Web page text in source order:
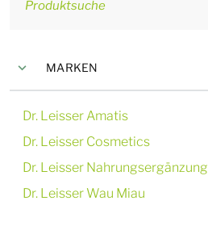
Produktsuche
MARKEN
Dr. Leisser Amatis
Dr. Leisser Cosmetics
Dr. Leisser Nahrungsergänzung
Dr. Leisser Wau Miau